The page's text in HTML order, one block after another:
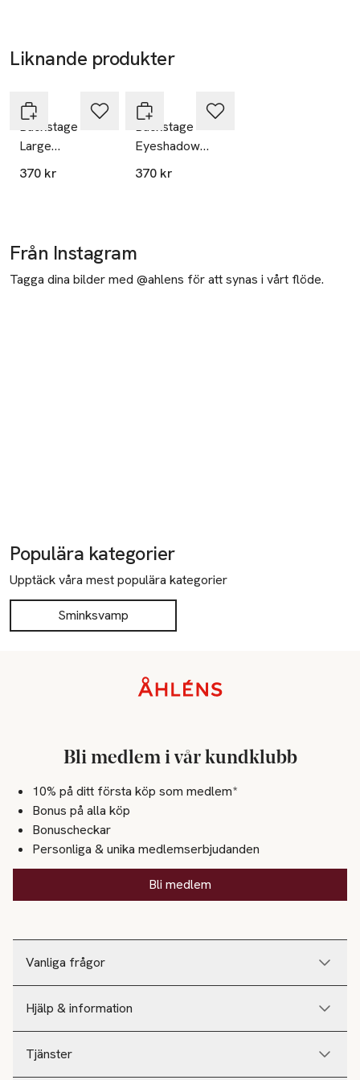
Liknande produkter
DIOR
Backstage
Large
Eyeshadow
370 kr
DIOR
Backstage
Eyeshadow
Shader Brush
370 kr
Från Instagram
Tagga dina bilder med @ahlens för att synas i vårt flöde.
Populära kategorier
Upptäck våra mest populära kategorier
Sminksvamp
Vanliga frågor
Hjälp & information
Tjänster
Bli medlem i vår kundklubb
10% på ditt första köp som medlem*
Bonus på alla köp
Bonuscheckar
Personliga & unika medlemserbjudanden
Bli medlem